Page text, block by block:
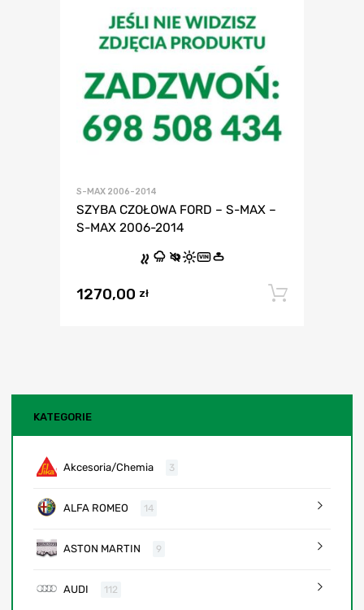
S-MAX 2006-2014
SZYBA CZOŁOWA FORD – S-MAX –
S-MAX 2006-2014
VIN
1270,00 zł
KATEGORIE
Akcesoria/Chemia 3
ALFA ROMEO 14
ASTON MARTIN 9
AUDI 112